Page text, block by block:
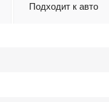
Подходит к авто